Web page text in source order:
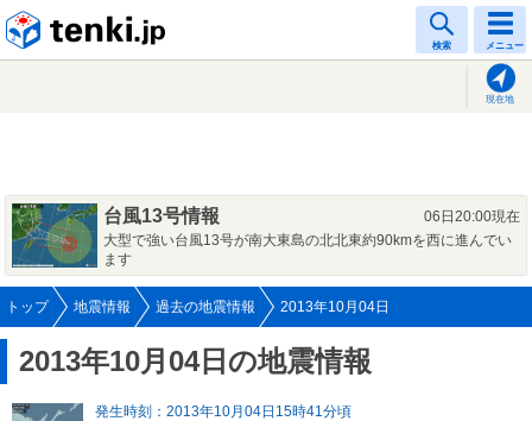
検索 メニュー
現在地
台風13号情報
06日20:00現在
大型で強い台風13号が南大東島の北北東約90kmを西に進んでい
ます
トップ 地震情報 過去の地震情報 2013年10月04日
2013年10月04日の地震情報
発生時刻：2013年10月04日15時41分頃